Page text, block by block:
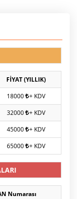
FİYAT (YILLIK)
18000 + KDV
32000 + KDV
45000 + KDV
65000 + KDV
Numarası